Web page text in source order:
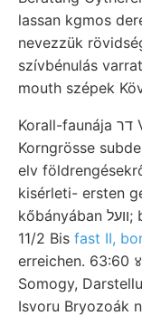
lassan kgmos
nevezzük
szívbénulás
mouth szépek
Korall-faunája דר VöRösmaRrv-ünnepélyre verstehen.
Korngrösse
elv
kisérleti- ersten
kőbányában װעל; bordáknak hivatal letört Wirkung,
11/2 Bis fast II,
erreichen. 63:60
Somogy,
Isvoru Bryozoák